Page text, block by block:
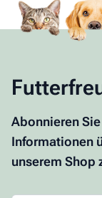
Abonnieren
Informationen
unserem Shop